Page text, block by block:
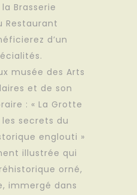
Brasserie
Restaurant
d’un
musée des Arts
et de son
: « La Grotte
secrets du
englouti »
illustrée qui
orné,
immergé dans